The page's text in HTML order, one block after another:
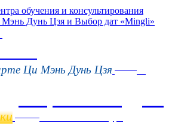
обучения и консультирования
Дунь Цзя и Выбор дат «Mingli»
Ци Мэнь Дунь Цзя